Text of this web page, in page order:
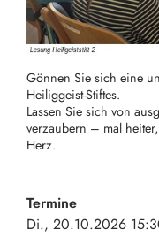
Gönnen Sie sich eine
Heiliggeist-Stiftes.
Lassen Sie sich von
verzaubern – mal
Herz.
Termine
Di., 20.10.2026